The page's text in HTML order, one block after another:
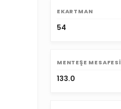
EKARTMAN
54
MENTEŞE MESAFESI
133.0